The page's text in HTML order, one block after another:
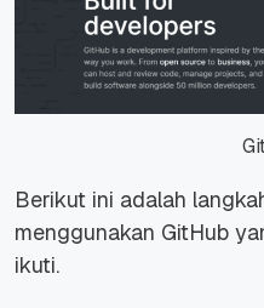
Berikut ini adalah
menggunakan GitHub
ikuti.